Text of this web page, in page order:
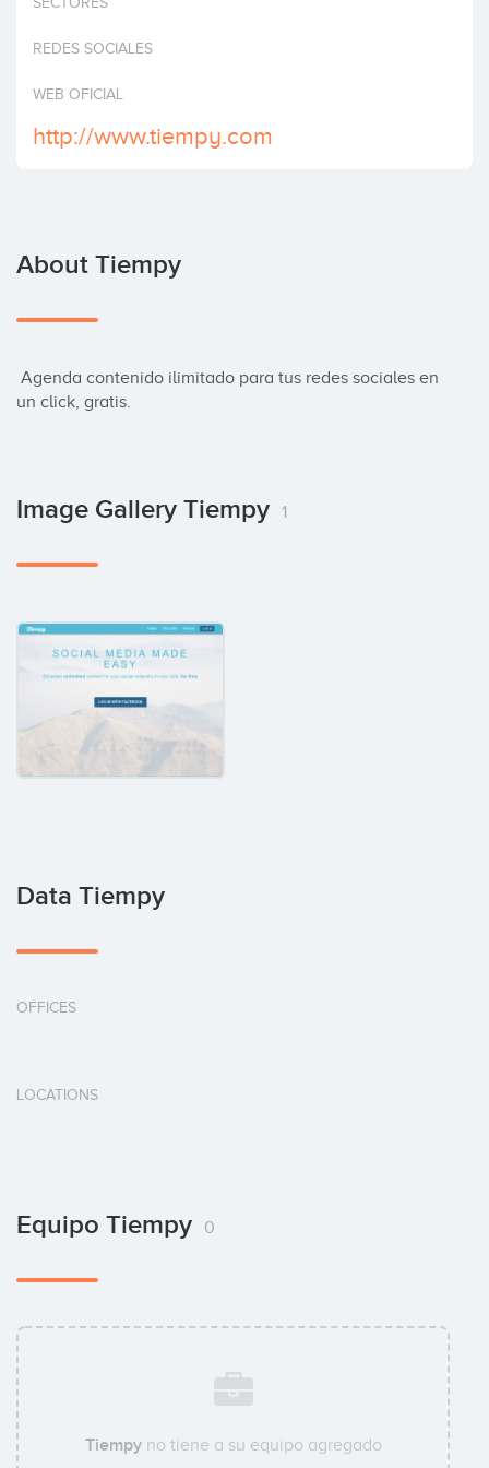
REDES SOCIALES
WEB OFICIAL
http://www.tiempy.com
About Tiempy
un click, gratis.
Image Gallery Tiempy 1
Data Tiempy
OFFICES
LOCATIONS
Equipo Tiempy 0
Tiempyno tiene a su equipo agregado